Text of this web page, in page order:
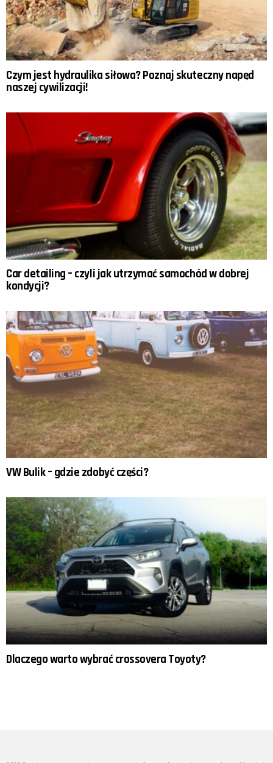
Czym jest hydraulika siłowa? Poznaj skuteczny napęd
naszej cywilizacji!
Car detailing – czyli jak utrzymać samochód w dobrej
kondycji?
VW Bulik – gdzie zdobyć części?
Dlaczego warto wybrać crossovera Toyoty?